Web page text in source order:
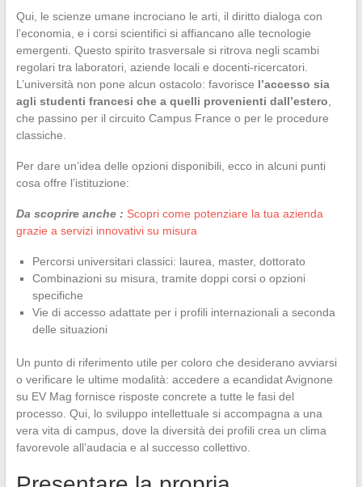
Qui, le scienze umane incrociano le arti, il diritto dialoga con
l’economia, e i corsi scientifici si affiancano alle tecnologie
emergenti. Questo spirito trasversale si ritrova negli scambi
regolari tra laboratori, aziende locali e docenti-ricercatori.
L’università non pone alcun ostacolo: favorisce l’accesso sia
agli studenti francesi che a quelli provenienti dall’estero
che passino per il circuito Campus France o per le procedure
classiche.
Per dare un’idea delle opzioni disponibili, ecco in alcuni punti
cosa offre l’istituzione:
Da scoprire anche : Scopri come potenziare la tua azienda
grazie a servizi innovativi su misura
Percorsi universitari classici: laurea, master, dottorato
Combinazioni su misura, tramite doppi corsi o opzioni
specifiche
Vie di accesso adattate per i profili internazionali a seconda
delle situazioni
Un punto di riferimento utile per coloro che desiderano avviarsi
o verificare le ultime modalità: accedere a ecandidat Avignone
su EV Mag fornisce risposte concrete a tutte le fasi del
processo. Qui, lo sviluppo intellettuale si accompagna a una
vera vita di campus, dove la diversità dei profili crea un clima
favorevole all’audacia e al successo collettivo.